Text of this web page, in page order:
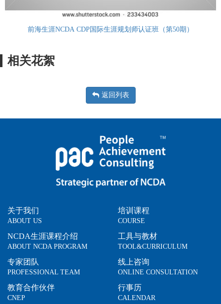
前海生涯NCDA CDP国际生涯规划师认证班（第50期）
相关花絮
返回列表
关于我们
ABOUT US
NCDA生涯课程介绍
ABOUT NCDA PROGRAM
专家团队
PROFESSIONAL TEAM
教育合作伙伴
CNEP
培训课程
COURSE
工具与教材
TOOL&CURRICULUM
线上咨询
ONLINE CONSULTATION
行事历
CALENDAR